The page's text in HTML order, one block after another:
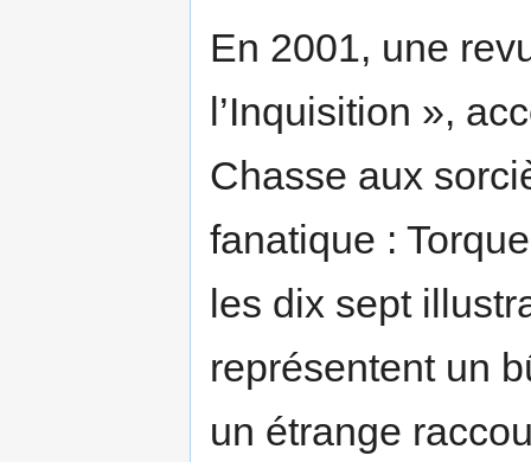
En 2001, une
l’Inquisition »,
Chasse aux
fanatique :
les dix sept
représentent un
un étrange